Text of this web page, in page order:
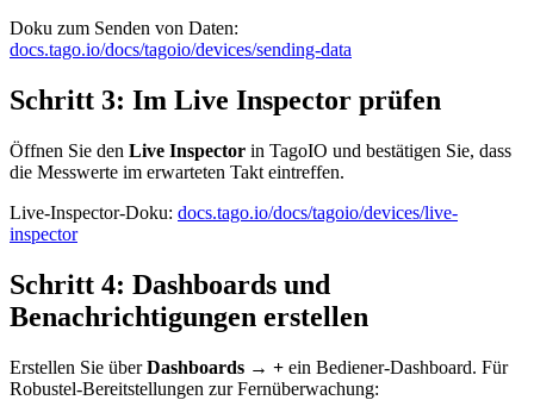
Doku zum Senden von Daten:
docs.tago.io/docs/tagoio/devices/sending-data
Schritt 3: Im Live Inspector prüfen
Öffnen Sie den Live Inspector in TagoIO und bestätigen Sie, dass
die Messwerte im erwarteten Takt eintreffen.
Live-Inspector-Doku: docs.tago.io/docs/tagoio/devices/live-
inspector
Schritt 4: Dashboards und
Benachrichtigungen erstellen
Erstellen Sie überDashboards → + ein Bediener-Dashboard. Für
Robustel-Bereitstellungen zur Fernüberwachung: